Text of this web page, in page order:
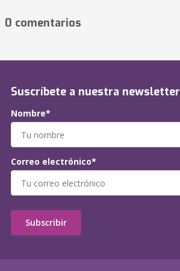
0 comentarios
Suscríbete a nuestra newsletter
Nombre*
Correo electrónico*
Subscribir